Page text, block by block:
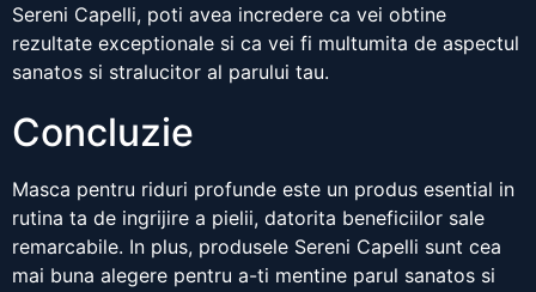
Sereni Capelli, poti avea incredere ca vei obtine
rezultate exceptionale si ca vei fi multumita de aspectul
sanatos si stralucitor al parului tau.
Concluzie
Masca pentru riduri profunde este un produs esential in
rutina ta de ingrijire a pielii, datorita beneficiilor sale
remarcabile. In plus, produsele Sereni Capelli sunt cea
mai buna alegere pentru a-ti mentine parul sanatos si